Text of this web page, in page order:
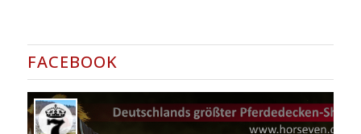
FACEBOOK